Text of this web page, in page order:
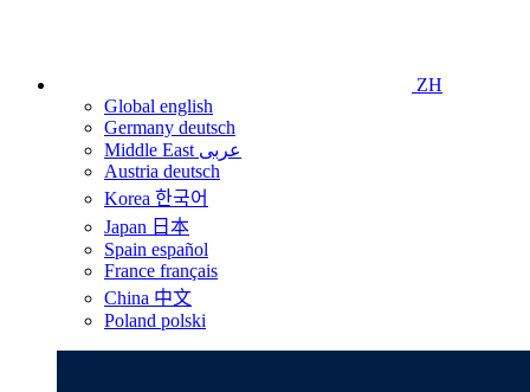
ZH
Global english
Germany deutsch
Middle East عربى
Austria deutsch
Korea 한국어
Japan 日本
Spain español
France français
China 中文
Poland polski